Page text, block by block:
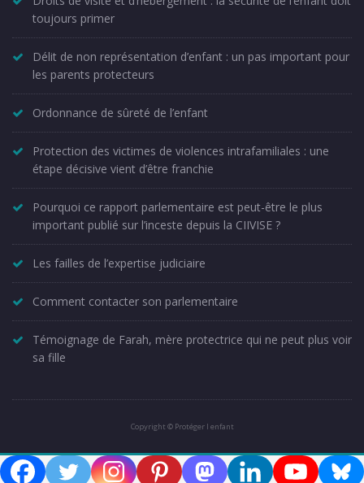
toujours primer
Délit de non représentation d’enfant : un pas important pour
les parents protecteurs
Ordonnance de sûreté de l’enfant
Protection des victimes de violences intrafamiliales : une
étape décisive vient d’être franchie
Pourquoi ce rapport parlementaire est peut-être le plus
important publié sur l’inceste depuis la CIIVISE ?
Les failles de l’expertise judiciaire
Comment contacter son parlementaire
Témoignage de Farah, mère protectrice qui ne peut plus voir
sa fille
Copyright © Protéger l enfant